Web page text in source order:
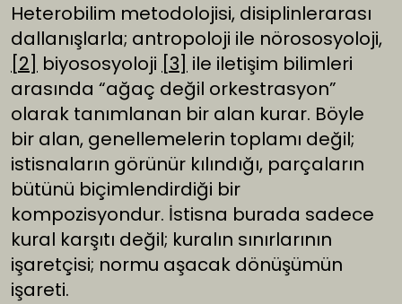
Heterobilim metodolojisi, disiplinlerarası
dallanışlarla; antropoloji ile nöro­sosyoloji,
[2] biyososyoloji [3] ile iletişim bilimleri
arasında “ağaç değil orkestrasyon”
olarak tanımlanan bir alan kurar. Böyle
bir alan, genellemelerin toplamı değil;
istisnaların görünür kılındığı, parçaların
bütünü biçimlendirdiği bir
kompozisyondur. İstisna burada sadece
kural karşıtı değil; kuralın sınırlarının
işaretçisi; normu aşacak dönüşümün
işareti.